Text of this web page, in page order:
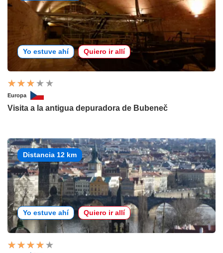
Yo estuve ahí Quiero ir allí
Europa
Visita a la antigua depuradora de Bubeneč
Distancia 12 km
Yo estuve ahí Quiero ir allí